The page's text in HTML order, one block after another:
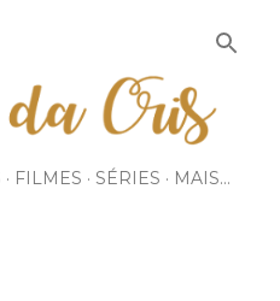
FILMES SÉRIES MAIS…